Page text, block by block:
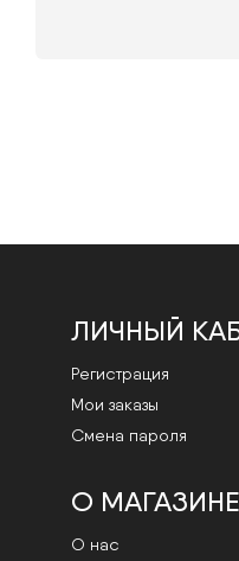
ЛИЧНЫЙ
Регистрация
Мои заказы
Смена пароля
О МАГАЗИНЕ
О нас